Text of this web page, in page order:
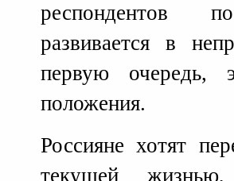
респондентов
развивается в
первую очередь,
положения.
Россияне хотят
текущей жизнью,